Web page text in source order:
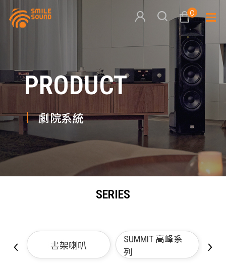
0
商品分類查詢
請選擇商品分類
請選擇分類
品牌分
多媒體
家用音
周邊系
派對喇
PRODUCT
劇院系統
SERIES
書架喇叭
SUMMIT 高峰系
列